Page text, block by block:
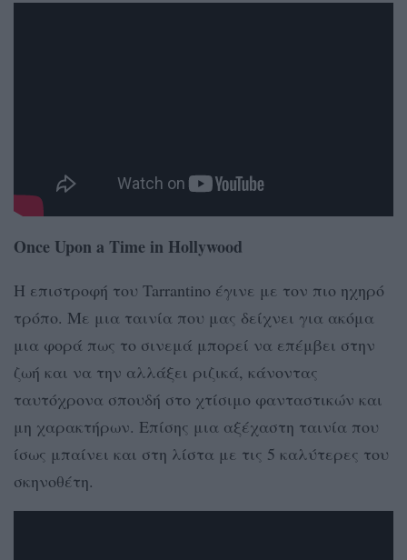
Once Upon a Time in Hollywood
Η επιστροφή του Tarrantino έγινε με τον πιο ηχηρό
τρόπο. Με μια ταινία που μας δείχνει για ακόμα
μια φορά πως το σινεμά μπορεί να επέμβει στην
ζωή και να την αλλάξει ριζικά, κάνοντας
ταυτόχρονα σπουδή στο χτίσιμο φανταστικών και
μη χαρακτήρων. Επίσης μια αξέχαστη ταινία που
ίσως μπαίνει και στη λίστα με τις 5 καλύτερες του
σκηνοθέτη.